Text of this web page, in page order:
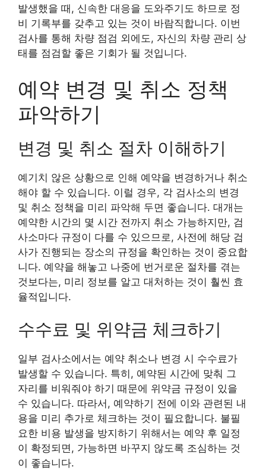
발생했을 때, 신속한 대응을 도와주기도 하므로 정
비 기록부를 갖추고 있는 것이 바람직합니다. 이번
검사를 통해 차량 점검 외에도, 자신의 차량 관리 상
태를 점검할 좋은 기회가 될 것입니다.
예약 변경 및 취소 정책
파악하기
변경 및 취소 절차 이해하기
예기치 않은 상황으로 인해 예약을 변경하거나 취소
해야 할 수 있습니다. 이럴 경우, 각 검사소의 변경
및 취소 정책을 미리 파악해 두면 좋습니다. 대개는
예약한 시간의 몇 시간 전까지 취소 가능하지만, 검
사소마다 규정이 다를 수 있으므로, 사전에 해당 검
사가 진행되는 장소의 규정을 확인하는 것이 중요합
니다. 예약을 해놓고 나중에 번거로운 절차를 겪는
것보다는, 미리 정보를 알고 대처하는 것이 훨씬 효
율적입니다.
수수료 및 위약금 체크하기
일부 검사소에서는 예약 취소나 변경 시 수수료가
발생할 수 있습니다. 특히, 예약된 시간에 맞춰 그
자리를 비워줘야 하기 때문에 위약금 규정이 있을
수 있습니다. 따라서, 예약하기 전에 이와 관련된 내
용을 미리 추가로 체크하는 것이 필요합니다. 불필
요한 비용 발생을 방지하기 위해서는 예약 후 일정
이 확정되면, 가능하면 바꾸지 않도록 조심하는 것
이 좋습니다.